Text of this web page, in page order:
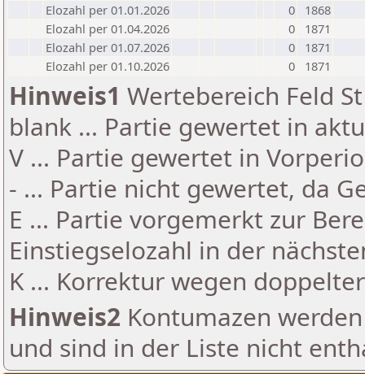
Elozahl per 01.01.2026
0
1868
Elozahl per 01.04.2026
0
1871
Elozahl per 01.07.2026
0
1871
Elozahl per 01.10.2026
0 1871
Hinweis1 Wertebereich Feld
blank ... Partie gewertet in
V ... Partie gewertet in
- ... Partie nicht gewertet, da
E ... Partie vorgemerkt zur
Einstiegselozahl in der
K ... Korrektur wegen
Hinweis2 Kontumazen
und sind in der Liste nicht